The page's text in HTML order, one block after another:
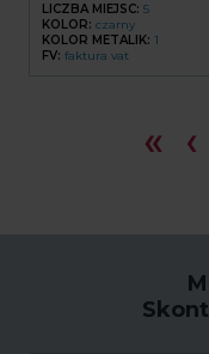
LICZBA MIEJSC: 5
KOLOR: czarny
KOLOR METALIK: 1
FV: faktura vat